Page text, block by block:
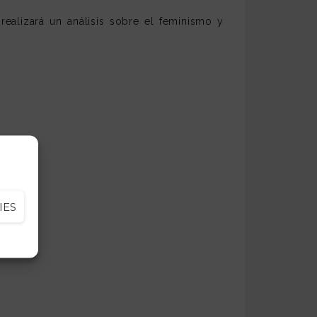
un análisis sobre el feminismo y